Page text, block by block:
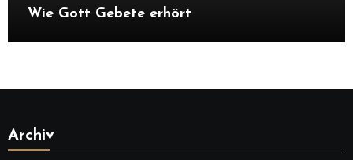
Wie Gott Gebete erhört
Archiv